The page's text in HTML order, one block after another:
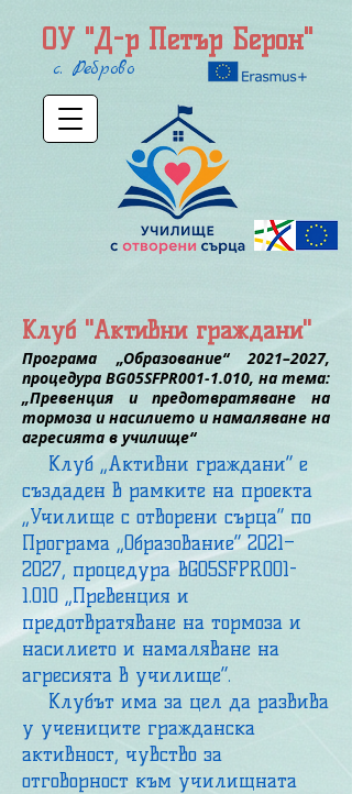
с. Реброво
ОУ "Д-р Петър Берон"
Клуб "Активни граждани"
Програма „Образование“ 2021–2027,
процедура BG05SFPR001-1.010, на тема:
„Превенция и предотвратяване на
тормоза и насилието и намаляване на
агресията в училище“
Клуб „Активни граждани“ е
създаден в рамките на проекта
„Училище с отворени сърца“ по
Програма „Образование“ 2021–
2027, процедура BG05SFPR001-
1.010 „Превенция и
предотвратяване на тормоза и
насилието и намаляване на
агресията в училище“.
Клубът има за цел да развива
у учениците гражданска
активност, чувство за
отговорност към училищната